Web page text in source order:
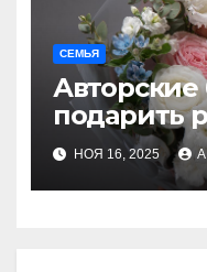
СЕМЬЯ
Авторские
подарить
НОЯ 16, 2025